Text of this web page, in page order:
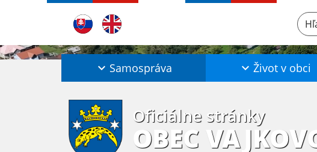
Samospráva Život v obci
Oficiálne stránky
OBEC